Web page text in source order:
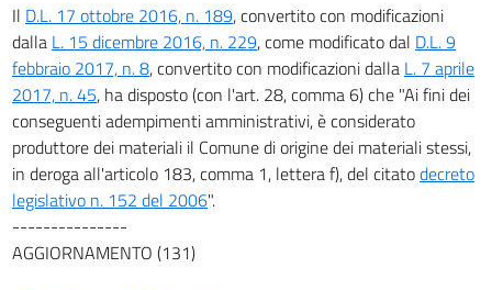
145
146
TITOLO II
SERVIZIO IDRICO INTEGRATO
147
148
149
149 bis
Il D.L. 17 ottobre 2016, n. 189, convertito con modificazioni
dalla L. 15 dicembre 2016, n. 229, come modificato dal D.L. 9
febbraio 2017, n. 8, convertito con modificazioni dalla L. 7 aprile
2017, n. 45, ha disposto (con l'art. 28, comma 6) che "Ai fini dei
conseguenti adempimenti amministrativi, è considerato
produttore dei materiali il Comune di origine dei materiali stessi,
in deroga all'articolo 183, comma 1, lettera f), del citatodecreto
legislativo n. 152 del 2006".
---------------
AGGIORNAMENTO (131)